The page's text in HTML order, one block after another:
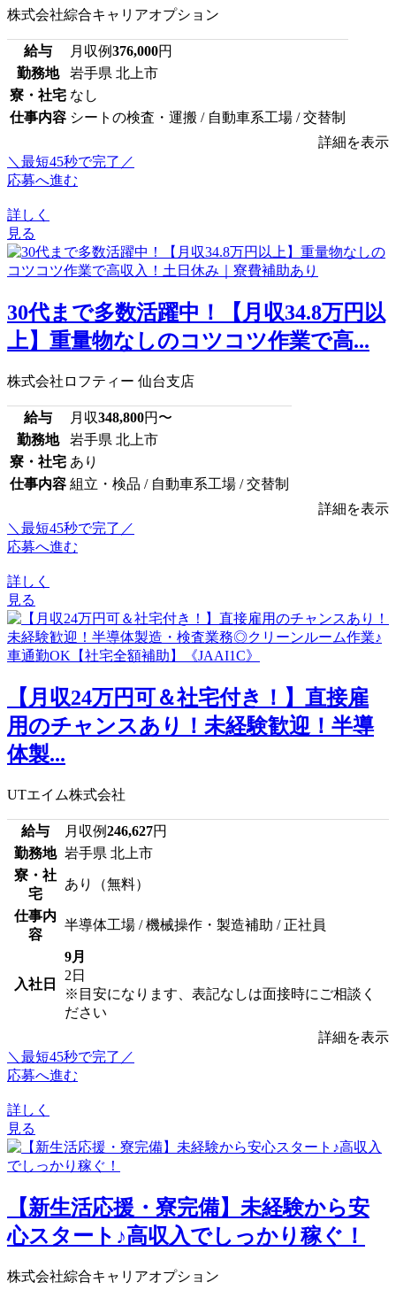
株式会社綜合キャリアオプション
給与 月収例376,000円
勤務地
岩手県 北上市
寮・社宅 なし
仕事内容 シートの検査・運搬 / 自動車系工場 / 交替制
詳細を表示
＼最短45秒で完了／
応募へ進む
詳しく
見る
30代まで多数活躍中！【月収34.8万円以
上】重量物なしのコツコツ作業で高...
株式会社ロフティー 仙台支店
給与 月収348,800円〜
勤務地
岩手県 北上市
寮・社宅 あり
仕事内容 組立・検品 / 自動車系工場 / 交替制
詳細を表示
＼最短45秒で完了／
応募へ進む
詳しく
見る
【月収24万円可＆社宅付き！】直接雇
用のチャンスあり！未経験歓迎！半導
体製...
UTエイム株式会社
給与 月収例246,627円
勤務地 岩手県 北上市
寮・社
宅
あり（無料）
仕事内
容
半導体工場 / 機械操作・製造補助 / 正社員
入社日
9月
2日
※目安になります、表記なしは面接時にご相談く
ださい
詳細を表示
＼最短45秒で完了／
応募へ進む
詳しく
見る
【新生活応援・寮完備】未経験から安
心スタート♪高収入でしっかり稼ぐ！
株式会社綜合キャリアオプション